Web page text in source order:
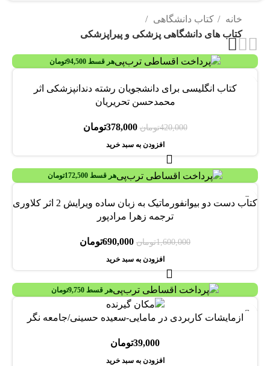
خانه
کتاب دانشگاهی
کتاب های دانشگاهی پزشکی و پیراپزشکی
هر قسط 94,500تومان
کتاب انگلیسی برای دانشجویان رشته دندانپزشکی اثر
محمدحسن تحریریان
420,000تومان 378,000تومان
افزودن به سبد خرید
هر قسط 172,500تومان
کتاب دست دو بیوانفورماتیک به زبان ساده ویرایش 2 اثر کلاوری
ترجمه زهرا مرادپور
1,600,000تومان 690,000تومان
افزودن به سبد خرید
هر قسط 9,750تومان
ازمایشات کاربردی در مامایی-سعیده حسینی/جامعه نگر
39,000تومان
افزودن به سبد خرید